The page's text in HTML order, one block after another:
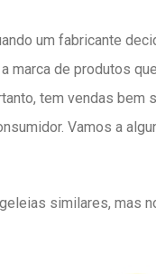
um fabricante
marca de produtos
tem vendas bem
Vamos a
similares, mas